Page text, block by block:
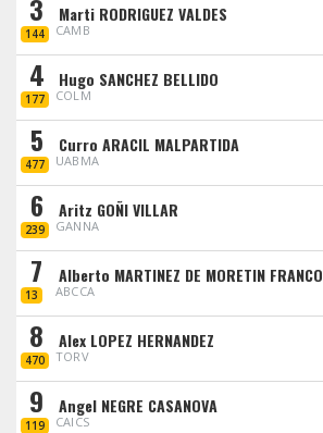
3
144
Marti RODRIGUEZ VALDES
CAMB
4
177
Hugo SANCHEZ BELLIDO
COLM
5
477
Curro ARACIL MALPARTIDA
UABMA
6
239
Aritz GOÑI VILLAR
GANNA
7
13
Alberto MARTINEZ DE MORETIN FRANCO
ABCCA
8
470
Alex LOPEZ HERNANDEZ
TORV
9
119
Angel NEGRE CASANOVA
CAICS